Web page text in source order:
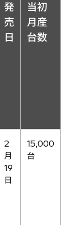
発
売
日
当初
月産
台数
2
月
19
日
15,000
台